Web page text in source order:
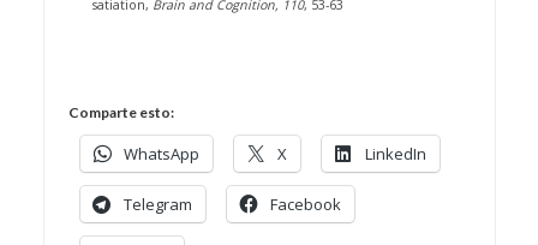
satiation, Brain and Cognition, 110, 53-63
Comparte esto:
WhatsApp X LinkedIn
Telegram Facebook